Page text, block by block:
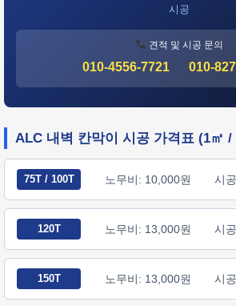
시공
견적 및 시공 문의
010-4556-7721 010-
ALC 내벽 칸막이 시공 가격표 (1㎡ /
75T / 100T 노무비: 10,000원 시
120T 노무비: 13,000원 시
150T 노무비: 13,000원 시